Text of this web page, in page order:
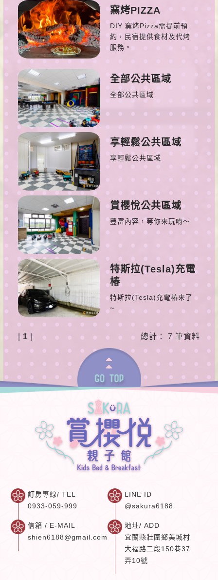
窯烤PIZZA
DIY 窯烤Pizza需提前預
約，民宿提供食材及代烤
服務。
全部公共區域
全部公共區域
享輕鬆公共區域
享輕鬆公共區域
賞櫻悅公共區域
豐富內容，等你來玩唷～
特斯拉(Tesla)充電
椿
特斯拉(Tesla)充電椿來了
~
1 總計： 7 筆資料
訂房專線/ TEL
0933-059-999
LINE ID
@sakura6188
信箱 / E-MAIL
shien6188@gmail.com
地址/ ADD
宜蘭縣壯圍鄉美城村
大福路二段150巷37
弄10號